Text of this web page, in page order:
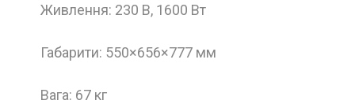
Живлення: 230 В, 1600 Вт
Габарити: 550×656×777 мм
Вага: 67 кг